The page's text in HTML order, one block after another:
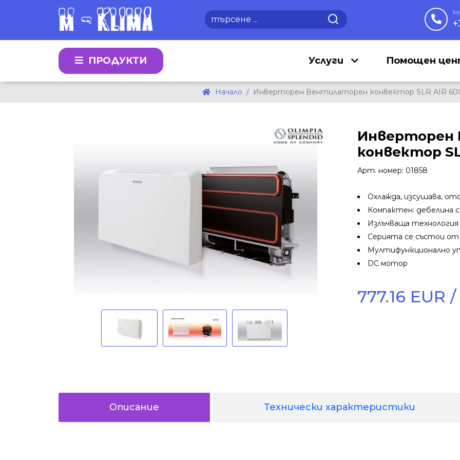
ПРОДУКТИ Услуги Помощен
Начало Инверторен Вентилаторен конвектор SLR AIR
Инверторен
конвектор
Арт. номер: 01858
Охлажда, изсушава,
Компактен: дебелина
Излъчваща технология
Серията се състои от
Мултифункционално
DС мотор
777.16 EUR
Описание Технически характеристики